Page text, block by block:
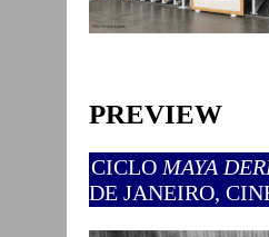
PREVIEW
CICLO MAYA
DE JANEIRO,